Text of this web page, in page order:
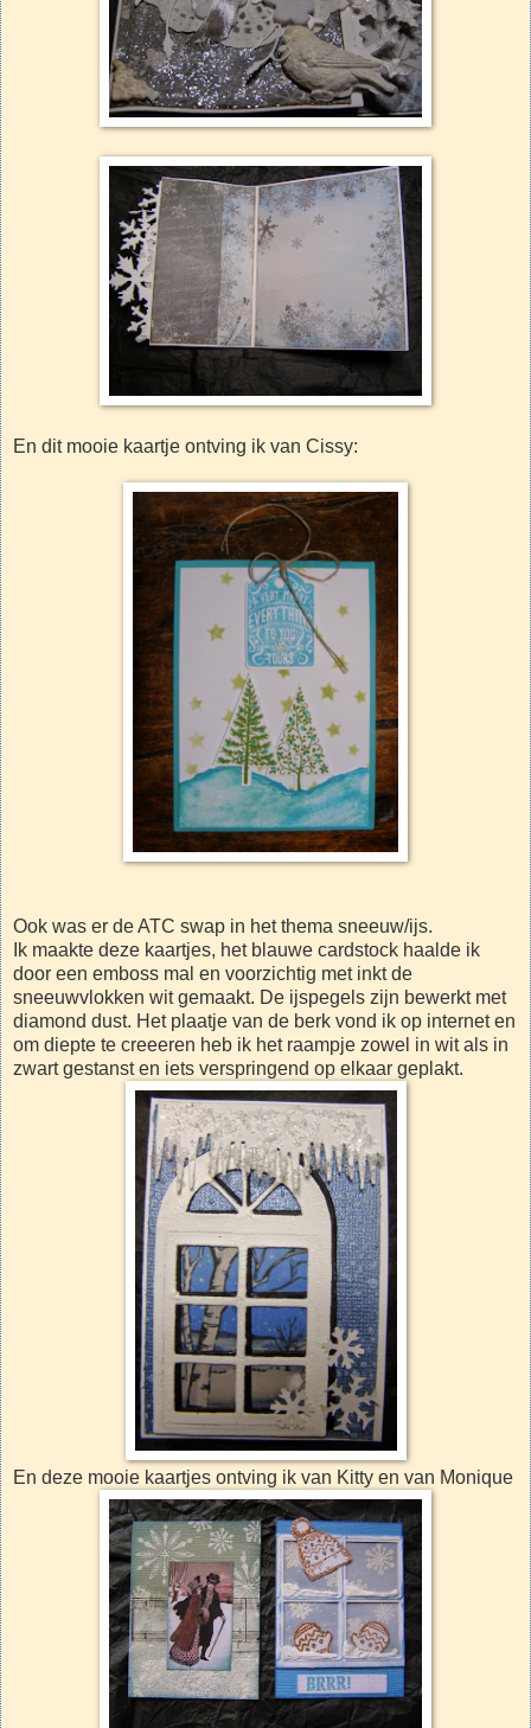
En dit mooie kaartje ontving ik van Cissy:
Ook was er de ATC swap in het thema sneeuw/ijs.
Ik maakte deze kaartjes, het blauwe cardstock haalde ik
door een emboss mal en voorzichtig met inkt de
sneeuwvlokken wit gemaakt. De ijspegels zijn bewerkt met
diamond dust. Het plaatje van de berk vond ik op internet en
om diepte te creeeren heb ik het raampje zowel in wit als in
zwart gestanst en iets verspringend op elkaar geplakt.
En deze mooie kaartjes ontving ik van Kitty en van Monique